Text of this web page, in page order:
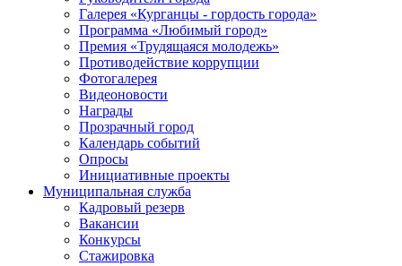
Галерея «Курганцы - гордость города»
Программа «Любимый город»
Премия «Трудящаяся молодежь»
Противодействие коррупции
Фотогалерея
Видеоновости
Награды
Прозрачный город
Календарь событий
Опросы
Инициативные проекты
Муниципальная служба
Кадровый резерв
Вакансии
Конкурсы
Стажировка